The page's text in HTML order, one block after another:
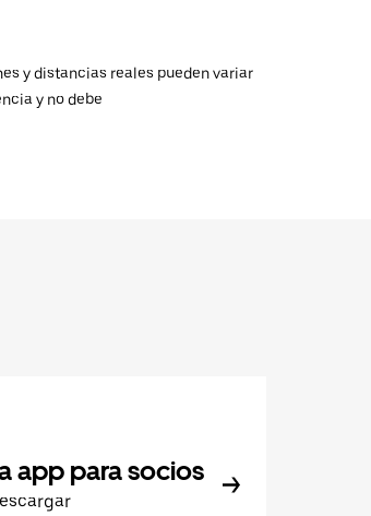
y distancias reales pueden variar
y no debe
app para socios